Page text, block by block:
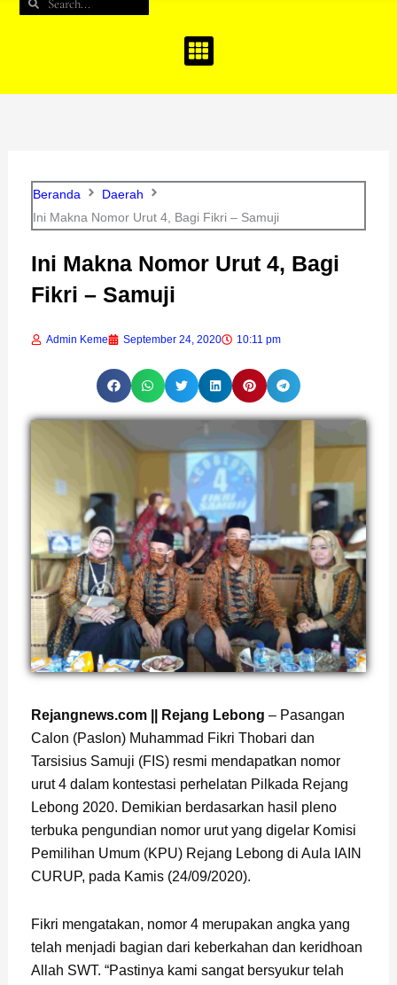
Beranda
Daerah
Ini Makna Nomor Urut 4, Bagi Fikri – Samuji
Ini Makna Nomor Urut 4, Bagi
Fikri – Samuji
Admin Keme September 24, 2020 10:11 pm
Rejangnews.com || Rejang Lebong – Pasangan
Calon (Paslon) Muhammad Fikri Thobari dan
Tarsisius Samuji (FIS) resmi mendapatkan nomor
urut 4 dalam kontestasi perhelatan Pilkada Rejang
Lebong 2020. Demikian berdasarkan hasil pleno
terbuka pengundian nomor urut yang digelar Komisi
Pemilihan Umum (KPU) Rejang Lebong di Aula IAIN
CURUP, pada Kamis (24/09/2020).
Fikri mengatakan, nomor 4 merupakan angka yang
telah menjadi bagian dari keberkahan dan keridhoan
Allah SWT. “Pastinya kami sangat bersyukur telah